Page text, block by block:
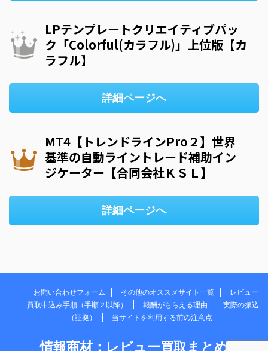
LPテンプレートクリエイティブパッ
ク「Colorful(カラフル)」上位版【カ
ラフル】
詳細ページへ
MT4【トレンドラインPro２】世界
基準の自動ライントレード補助イン
ジケーター【合同会社ＫＳＬ】
詳細ページへ
お問い合わせフォーム その他のオススメサイト一覧
レビュー
買取申込み手順（手順２以降）
報酬がもらえる理由
実際の振込
（証拠）
当サイトを利用する前の注意点
情報商材：レビュー買取まとめ